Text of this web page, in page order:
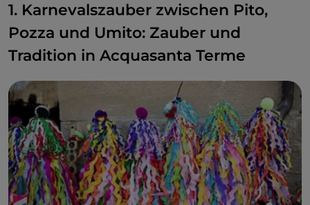
1. Karnevalszauber zwischen Pito,
Pozza und Umito: Zauber und
Tradition in Acquasanta Terme